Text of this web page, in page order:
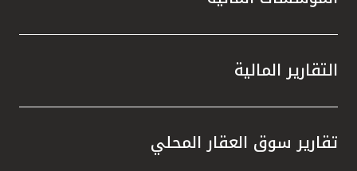
التقارير المالية
تقارير سوق العقار المحلي